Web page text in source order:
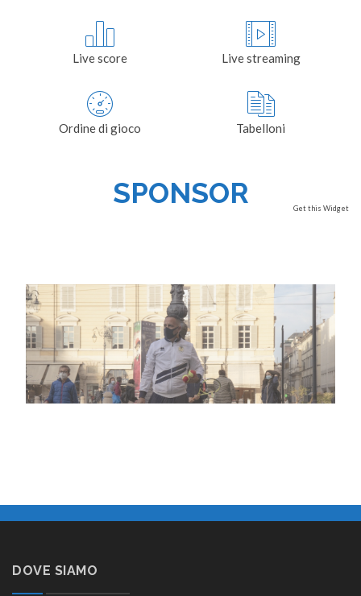
Live score Live streaming
Ordine di gioco Tabelloni
Get this Widget
SPONSOR
DOVE SIAMO